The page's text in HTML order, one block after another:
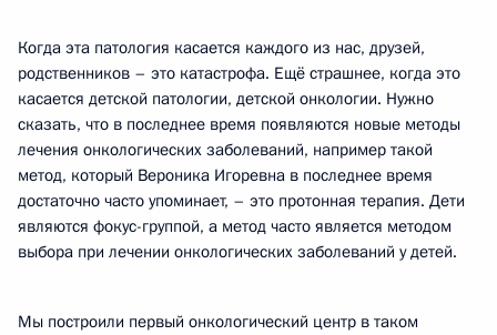
Когда эта патология касается каждого из нас, друзей,
родственников – это катастрофа. Ещё страшнее, когда это
касается детской патологии, детской онкологии. Нужно
сказать, что в последнее время появляются новые методы
лечения онкологических заболеваний, например такой
метод, который Вероника Игоревна в последнее время
достаточно часто упоминает, – это протонная терапия. Дети
являются фокус-группой, а метод часто является методом
выбора при лечении онкологических заболеваний у детей.
Мы построили первый онкологический центр в таком